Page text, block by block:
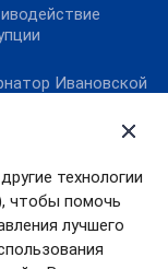
технологии
чтобы помочь
лучшего
Ивановской
РФ
РФ